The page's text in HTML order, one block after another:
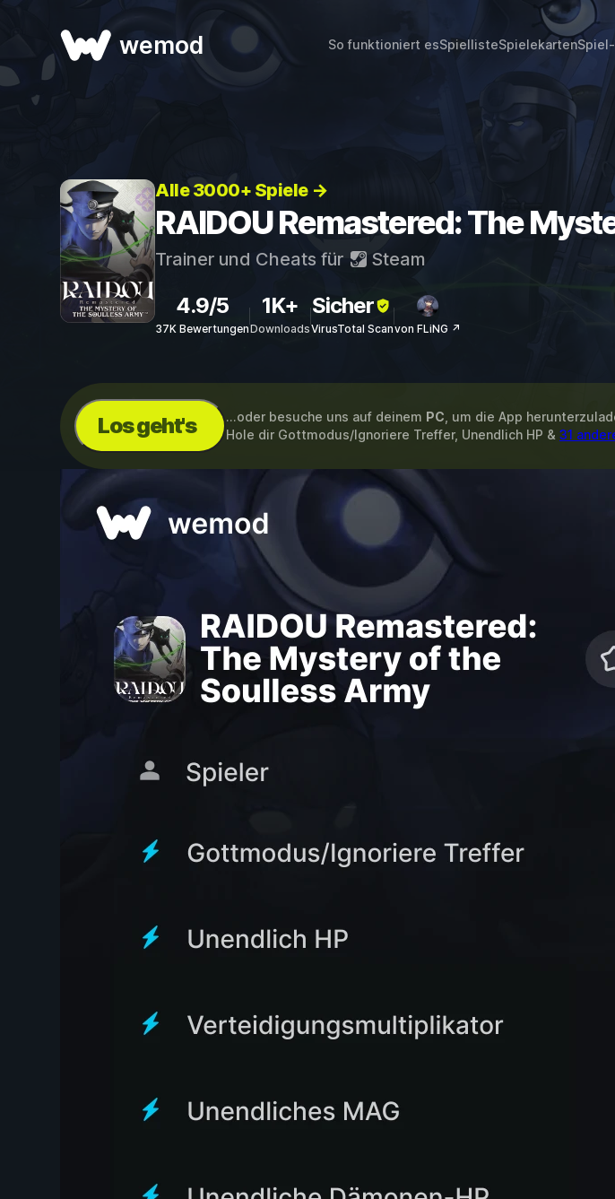
wemod So funktioniert esSpiellisteSpielekarten
Alle 3000+ Spiele →
RAIDOU Remastered: The
Trainer und Cheats für Steam
4.9/5
37K Bewertungen
1K+
Downloads
Sicher
VirusTotal Scanvon FLiNG ↗
Los geht's ...oder besuche uns auf deinem PC , um die App
Hole dir Gottmodus/Ignoriere Treffer, Unendlich HP & 31